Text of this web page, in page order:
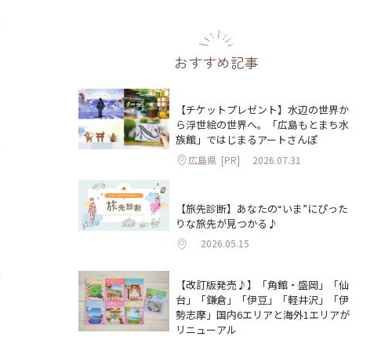
おすすめ記事
【チケットプレゼント】水辺の世界か
ら浮世絵の世界へ。「広島もとまち水
族館」ではじまるアートさんぽ
広島県 [PR] 2026.07.31
【旅先診断】あなたの“いま”にぴった
りな旅先が見つかる♪
2026.05.15
【改訂版発売♪】「角館・盛岡」「仙
台」「鎌倉」「伊豆」「軽井沢」「伊
勢志摩」国内6エリアと海外1エリアが
リニューアル